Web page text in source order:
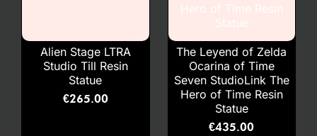
Alien Stage LTRA
Studio Till Resin
Statue
€265.00
The Leyend of Zelda
Ocarina of Time
Seven StudioLink The
Hero of Time Resin
Statue
€435.00